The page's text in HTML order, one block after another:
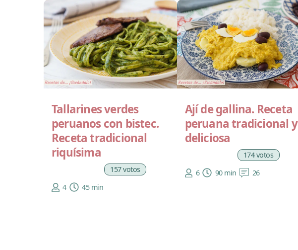
Tallarines verdes
peruanos con bistec.
Receta tradicional
riquísima
157 votos
4
45 min
Ají de gallina. Receta
peruana tradicional y
deliciosa
174 votos
6
90 min 26